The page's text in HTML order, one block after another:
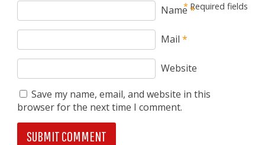
*Required fields
Name*
Mail *
Website
Save my name, email, and website in this
browser for the next time I comment.